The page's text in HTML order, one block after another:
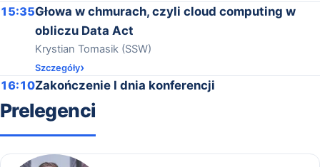
15:35Głowa w chmurach, czyli cloud computing w
obliczu Data Act
Krystian Tomasik (SSW)
Szczegóły
16:10Zakończenie I dnia konferencji
Prelegenci